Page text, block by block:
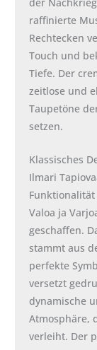
der
raffinierte
Rechtecken
Touch und
Tiefe. Der
zeitlose und
Taupetöne
setzen.
Klassisches
Ilmari
Valoa ja
geschaffen.
stammt aus
perfekte
versetzt
dynamische
Atmosphäre,
verleiht. Der